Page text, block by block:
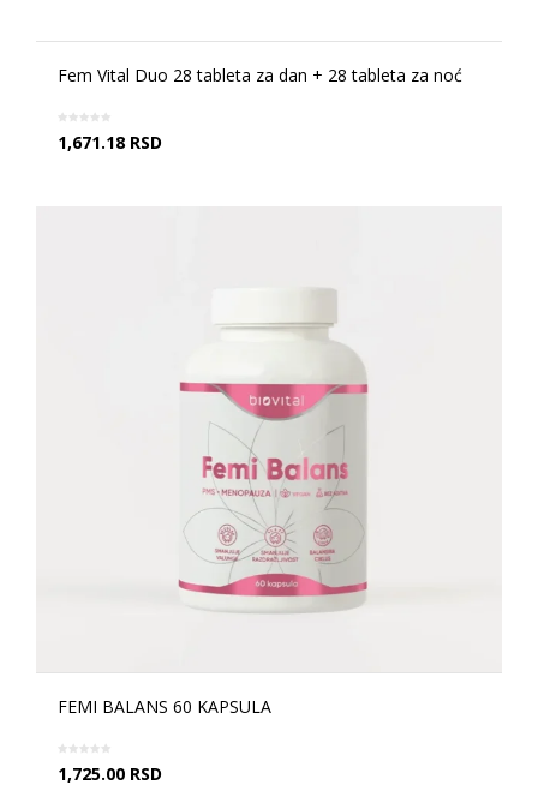
Fem Vital Duo 28 tableta za dan + 28 tableta za noć
1,671.18 RSD
FEMI BALANS 60 KAPSULA
1,725.00 RSD